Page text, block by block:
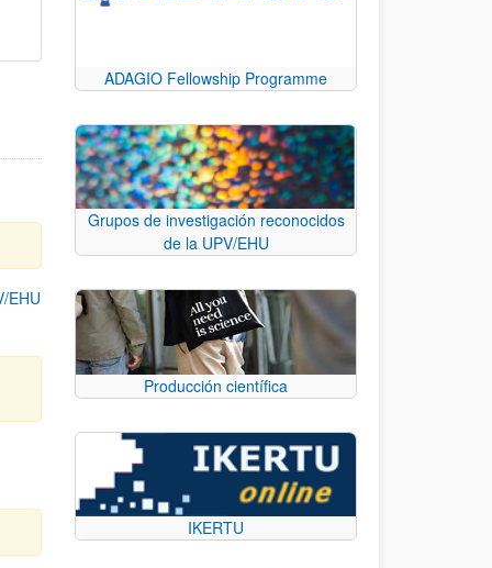
EHU
ADAGIO Fellowship Programme
Grupos de investigación reconocidos
de la UPV/EHU
Producción científica
IKERTU